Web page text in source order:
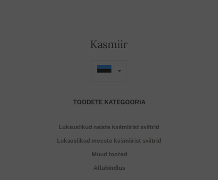
Kasmiir
TOODETE KATEGOORIA
Luksuslikud naiste kašmiirist sviitrid
Luksuslikud meeste kašmiirist sviitrid
Muud tooted
Allahindlus